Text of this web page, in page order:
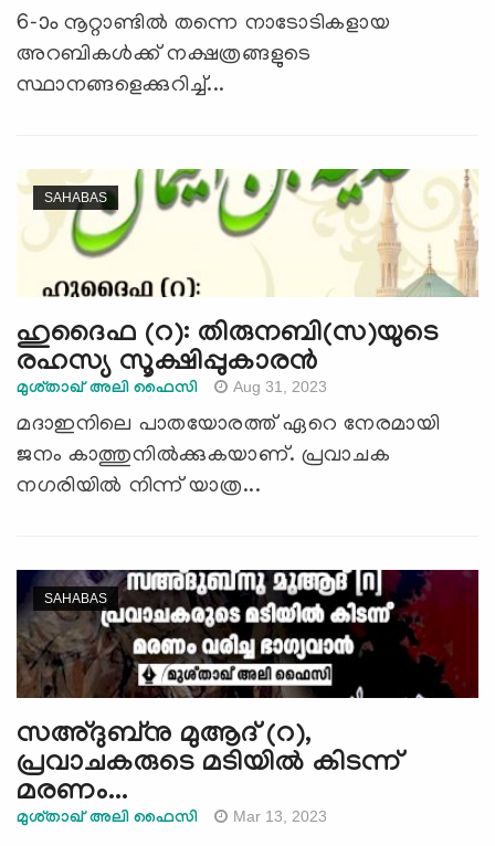
6-ാം നൂറ്റാണ്ടില്‍ തന്നെ നാടോടികളായ
അറബികള്‍ക്ക് നക്ഷത്രങ്ങളുടെ
സ്ഥാനങ്ങളെക്കുറിച്ച്...
SAHABAS
ഹുദൈഫ (റ): തിരുനബി(സ)യുടെ
രഹസ്യ സൂക്ഷിപ്പുകാരന്‍
മുശ്താഖ് അലി ഫൈസി Aug 31, 2023
മദാഇനിലെ പാതയോരത്ത് ഏറെ നേരമായി
ജനം കാത്തുനിൽക്കുകയാണ്. പ്രവാചക
നഗരിയിൽ നിന്ന് യാത്ര...
SAHABAS
സഅ്ദുബ്‌നു മുആദ് (റ),
പ്രവാചകരുടെ മടിയില്‍ കിടന്ന്
മരണം...
മുശ്താഖ് അലി ഫൈസി Mar 13, 2023